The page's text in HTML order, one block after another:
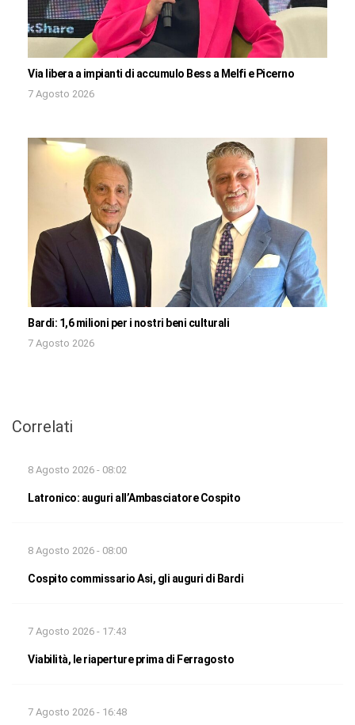
Via libera a impianti di accumulo Bess a Melfi e Picerno
7 Agosto 2026
Bardi: 1,6 milioni per i nostri beni culturali
7 Agosto 2026
Correlati
8 Agosto 2026 - 08:02
Latronico: auguri all’Ambasciatore Cospito
8 Agosto 2026 - 08:00
Cospito commissario Asi, gli auguri di Bardi
7 Agosto 2026 - 17:43
Viabilità, le riaperture prima di Ferragosto
7 Agosto 2026 - 16:48